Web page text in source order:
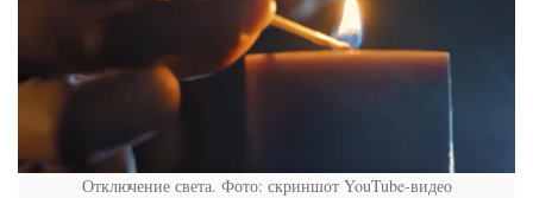
Отключение света. Фото: скриншот YouTube-видео